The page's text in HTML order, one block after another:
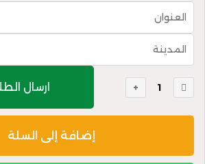
ارسال
إضافة إلى السلة